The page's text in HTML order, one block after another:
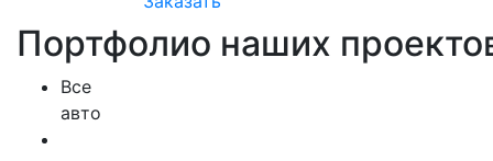
Портфолио наших
Все
авто